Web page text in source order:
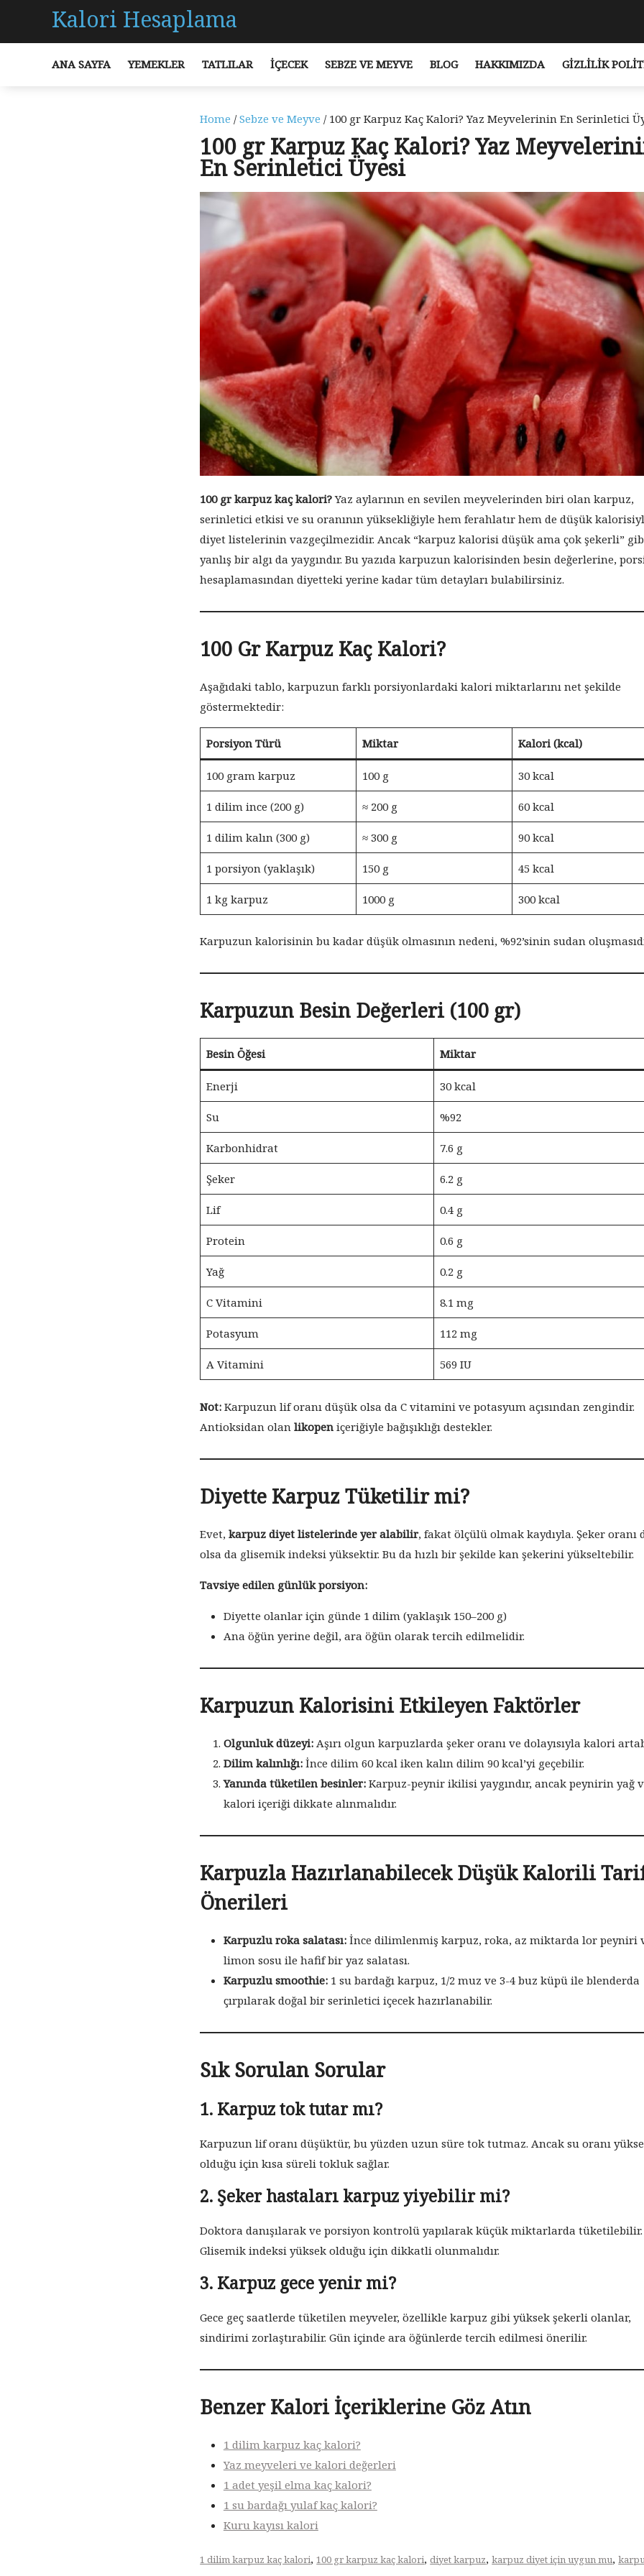
Kalori Hesaplama
ANA SAYFA YEMEKLER TATLILAR İÇECEK SEBZE VE MEYVE BLOG HAKKIMIZDA GIZLILIK
Home /Sebze ve Meyve / 100 gr Karpuz Kaç Kalori? Yaz Meyvelerinin En Serinletici
100 gr Karpuz Kaç Kalori? Yaz
En Serinletici Üyesi
100 gr karpuz kaç kalori?Yaz aylarının en sevilen meyvelerinden biri olan karpuz,
serinletici etkisi ve su oranının yüksekliğiyle hem ferahlatır hem de düşük
diyet listelerinin vazgeçilmezidir. Ancak “karpuz kalorisi düşük ama çok şekerli”
yanlış bir algı da yaygındır. Bu yazıda karpuzun kalorisinden besin değerlerine,
hesaplamasından diyetteki yerine kadar tüm detayları bulabilirsiniz.
100 Gr Karpuz Kaç Kalori?
Aşağıdaki tablo, karpuzun farklı porsiyonlardaki kalori miktarlarını net şekilde
göstermektedir:
Porsiyon Türü Miktar Kalori (kcal)
100 gram karpuz 100 g 30 kcal
1 dilim ince (200 g) ≈ 200 g 60 kcal
1 dilim kalın (300 g) ≈ 300 g 90 kcal
1 porsiyon (yaklaşık) 150 g 45 kcal
1 kg karpuz 1000 g 300 kcal
Karpuzun kalorisinin bu kadar düşük olmasının nedeni, %92’sinin sudan
Karpuzun Besin Değerleri (100 gr)
Besin Öğesi Miktar
Enerji 30 kcal
Su %92
Karbonhidrat 7.6 g
Şeker 6.2 g
Lif 0.4 g
Protein 0.6 g
Yağ 0.2 g
C Vitamini 8.1 mg
Potasyum 112 mg
A Vitamini 569 IU
Not: Karpuzun lif oranı düşük olsa da C vitamini ve potasyum açısından zengindir.
Antioksidan olanlikopen içeriğiyle bağışıklığı destekler.
Diyette Karpuz Tüketilir mi?
Evet,karpuz diyet listelerinde yer alabilir, fakat ölçülü olmak kaydıyla. Şeker oranı
olsa da glisemik indeksi yüksektir. Bu da hızlı bir şekilde kan şekerini yükseltebilir.
Tavsiye edilen günlük porsiyon:
Diyette olanlar için günde 1 dilim (yaklaşık 150–200 g)
Ana öğün yerine değil, ara öğün olarak tercih edilmelidir.
Karpuzun Kalorisini Etkileyen Faktörler
Olgunluk düzeyi:Aşırı olgun karpuzlarda şeker oranı ve dolayısıyla kalori
Dilim kalınlığı:İnce dilim 60 kcal iken kalın dilim 90 kcal’yi geçebilir.
Yanında tüketilen besinler:Karpuz-peynir ikilisi yaygındır, ancak peynirin yağ
kalori içeriği dikkate alınmalıdır.
Karpuzla Hazırlanabilecek Düşük Kalorili
Önerileri
Karpuzlu roka salatası:İnce dilimlenmiş karpuz, roka, az miktarda lor peyniri
limon sosu ile hafif bir yaz salatası.
Karpuzlu smoothie:1 su bardağı karpuz, 1/2 muz ve 3-4 buz küpü ile blenderda
çırpılarak doğal bir serinletici içecek hazırlanabilir.
Sık Sorulan Sorular
1. Karpuz tok tutar mı?
Karpuzun lif oranı düşüktür, bu yüzden uzun süre tok tutmaz. Ancak su oranı
olduğu için kısa süreli tokluk sağlar.
2. Şeker hastaları karpuz yiyebilir mi?
Doktora danışılarak ve porsiyon kontrolü yapılarak küçük miktarlarda tüketilebilir.
Glisemik indeksi yüksek olduğu için dikkatli olunmalıdır.
3. Karpuz gece yenir mi?
Gece geç saatlerde tüketilen meyveler, özellikle karpuz gibi yüksek şekerli olanlar,
sindirimi zorlaştırabilir. Gün içinde ara öğünlerde tercih edilmesi önerilir.
Benzer Kalori İçeriklerine Göz Atın
1 dilim karpuz kaç kalori?
Yaz meyveleri ve kalori değerleri
1 adet yeşil elma kaç kalori?
1 su bardağı yulaf kaç kalori?
Kuru kayısı kalori
1 dilim karpuz kaç kalori,100 gr karpuz kaç kalori,diyet karpuz,karpuz diyet için uygun mu,